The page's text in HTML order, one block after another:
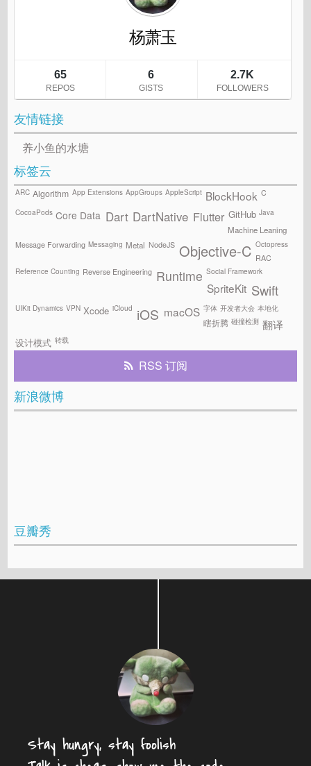
友情链接
养小鱼的水塘
标签云
ARC Algorithm App Extensions AppGroups AppleScript BlockHook C
CocoaPods Core Data Dart DartNative Flutter GitHub Java
Machine Leaning
Message Forwarding Messaging Metal NodeJS Objective-C Octopress
RAC
Reference Counting Reverse Engineering Runtime Social Framework
SpriteKit Swift
UIKit Dynamics VPN Xcode iCloud iOS macOS 字体 开发者大会 本地化
瞎折腾 碰撞检测 翻译
设计模式 转载
RSS 订阅
新浪微博
豆瓣秀
Stay hungry, stay foolish